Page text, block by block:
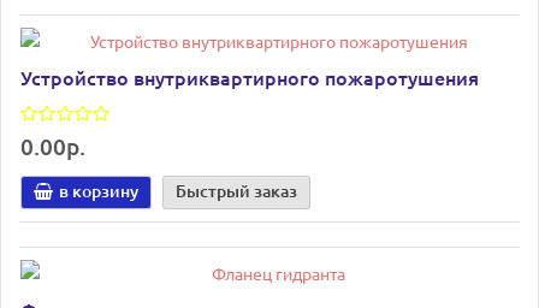
Устройство внутриквартирного пожаротушения
0.00р.
в корзину Быстрый заказ